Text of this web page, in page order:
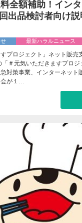
料全額補助！イン
出品検討者向け
最新ハラルニュース
すプロジェクト」ネット販売
＃元気いただきますプロ
対策事業、インターネット
会が１…